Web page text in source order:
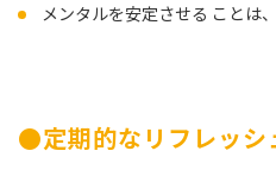
メンタルを安定させる ことは、
●定期的なリフレッシ